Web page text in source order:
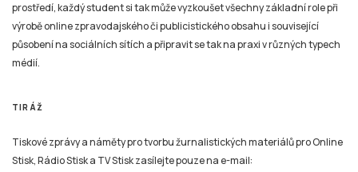
prostředí, každý student si tak může vyzkoušet všechny základní role při
výrobě online zpravodajského či publicistického obsahu i související
působení na sociálních sítích a připravit se tak na praxi v různých typech
médií.
TIRÁŽ
Tiskové zprávy a náměty pro tvorbu žurnalistických materiálů pro Online
Stisk, Rádio Stisk a TV Stisk zasílejte pouze na e-mail: